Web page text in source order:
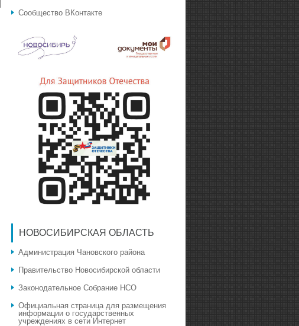
Сообщество ВКонтакте
НОВОСИБИРСКАЯ ОБЛАСТЬ
Администрация Чановского района
Правительство Новосибирской области
Законодательное Собрание НСО
Официальная страница для размещения
информации о государственных
учреждениях в сети Интернет